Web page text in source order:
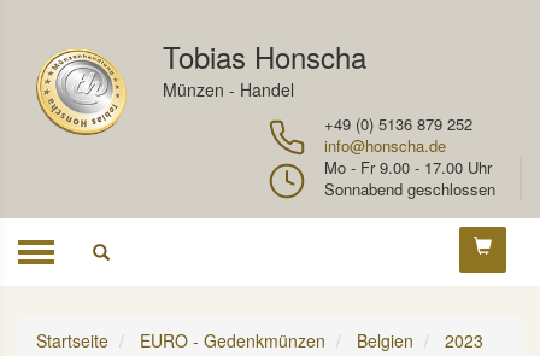
Tobias Honscha
Münzen - Handel
+49 (0) 5136 879 252
info@honscha.de
Mo - Fr 9.00 - 17.00 Uhr
Sonnabend geschlossen
Toggle
Startseite EURO - Gedenkmünzen Belgien
2023